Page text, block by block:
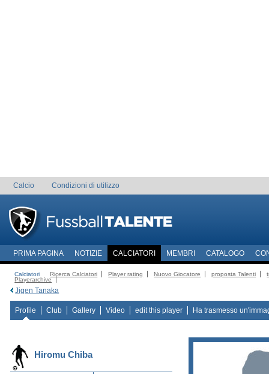
Calcio Condizioni di utilizzo
PRIMA PAGINA NOTIZIE CALCIATORI MEMBRI CATALOGO
Calciatori Ricerca Calciatori Player rating Nuovo Giocatore proposta Talenti
Playerarchive
Jigen Tanaka
Profile Club Gallery Video edit this player Ha trasmesso
Hiromu Chiba